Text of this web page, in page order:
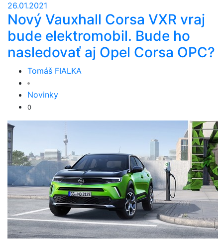
26.01.2021
Nový Vauxhall Corsa VXR vraj
bude elektromobil. Bude ho
nasledovať aj Opel Corsa OPC?
Tomáš FIALKA
Novinky
0